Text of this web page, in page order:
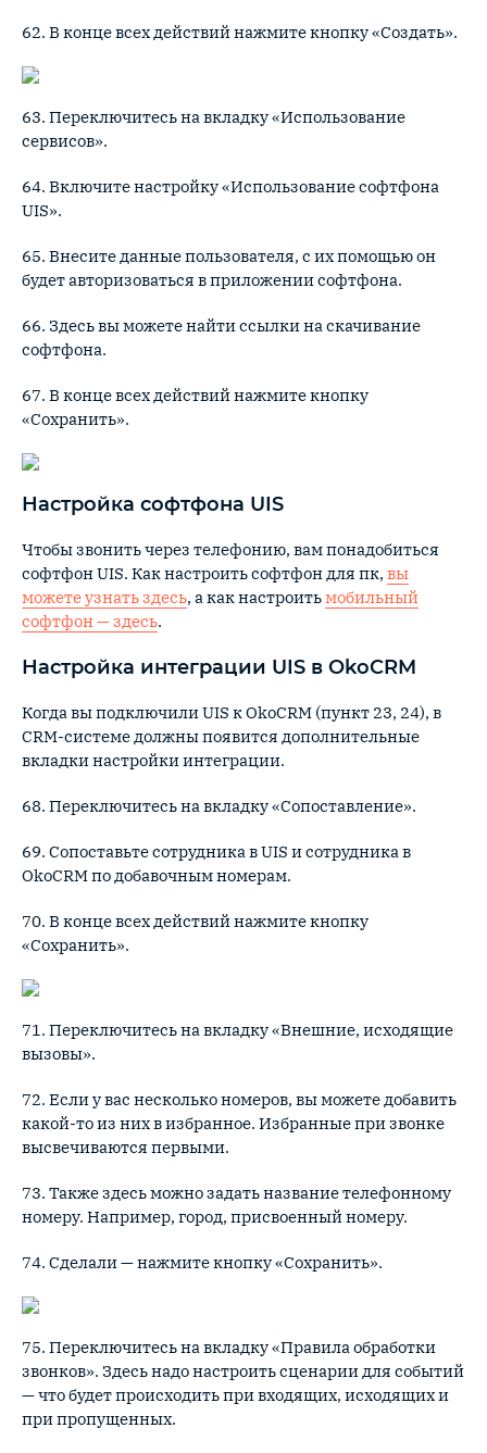
62. В конце всех действий нажмите кнопку «Создать».
63. Переключитесь на вкладку «Использование
сервисов».
64. Включите настройку «Использование софтфона
UIS».
65. Внесите данные пользователя, с их помощью он
будет авторизоваться в приложении софтфона.
66. Здесь вы можете найти ссылки на скачивание
софтфона.
67. В конце всех действий нажмите кнопку
«Сохранить».
Настройка софтфона UIS
Чтобы звонить через телефонию, вам понадобиться
софтфон UIS. Как настроить софтфон для пк, вы
можете узнать здесь, а как настроитьмобильный
софтфон — здесь.
Настройка интеграции UIS в OkoCRM
Когда вы подключили UIS к OkoCRM (пункт 23, 24), в
CRM-системе должны появится дополнительные
вкладки настройки интеграции.
68. Переключитесь на вкладку «Сопоставление».
69. Сопоставьте сотрудника в UIS и сотрудника в
OkoCRM по добавочным номерам.
70. В конце всех действий нажмите кнопку
«Сохранить».
71. Переключитесь на вкладку «Внешние, исходящие
вызовы».
72. Если у вас несколько номеров, вы можете добавить
какой-то из них в избранное. Избранные при звонке
высвечиваются первыми.
73. Также здесь можно задать название телефонному
номеру. Например, город, присвоенный номеру.
74. Сделали — нажмите кнопку «Сохранить».
75. Переключитесь на вкладку «Правила обработки
звонков». Здесь надо настроить сценарии для событий
— что будет происходить при входящих, исходящих и
при пропущенных.